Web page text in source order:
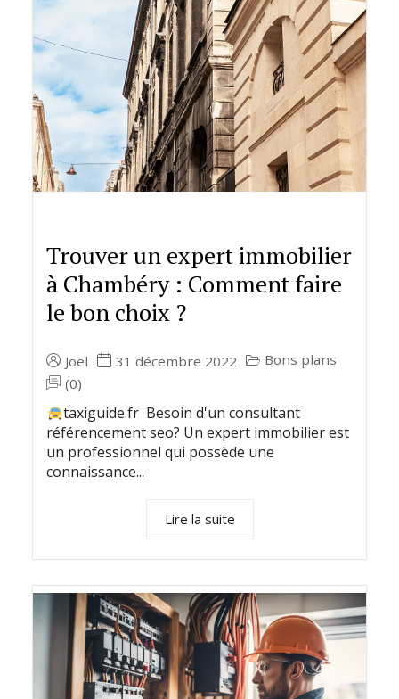
Trouver un expert immobilier
à Chambéry : Comment faire
le bon choix ?
Joel 31 décembre 2022
Bons plans
(0)
taxiguide.fr Besoin d'un consultant
référencement seo? Un expert immobilier est
un professionnel qui possède une
connaissance...
Lire la suite